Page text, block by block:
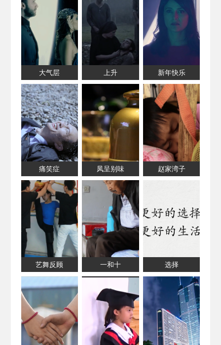
大气层 上升 新年快乐
痛笑症 凤呈别味 赵家湾子
艺舞反顾 一和十 选择